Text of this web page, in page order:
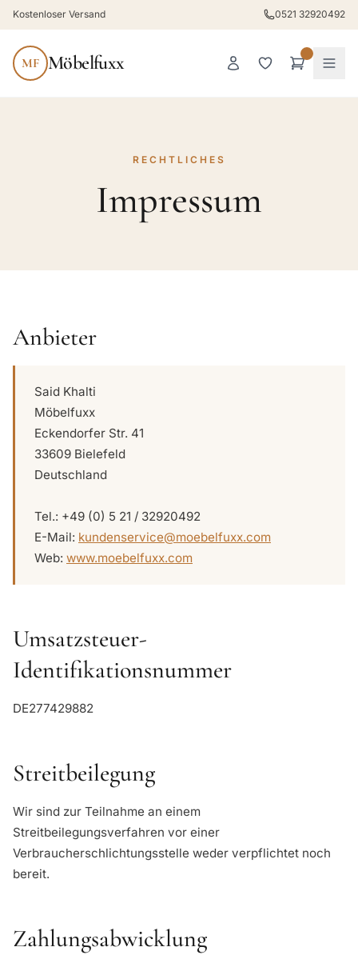
Kostenloser Versand 0521 32920492
MF Möbelfuxx
RECHTLICHES
Impressum
Anbieter
Said Khalti
Möbelfuxx
Eckendorfer Str. 41
33609 Bielefeld
Deutschland
Tel.: +49 (0) 5 21 / 32920492
E-Mail: kundenservice@moebelfuxx.com
Web: www.moebelfuxx.com
Umsatzsteuer-
Identifikationsnummer
DE277429882
Streitbeilegung
Wir sind zur Teilnahme an einem
Streitbeilegungsverfahren vor einer
Verbraucherschlichtungsstelle weder verpflichtet noch
bereit.
Zahlungsabwicklung